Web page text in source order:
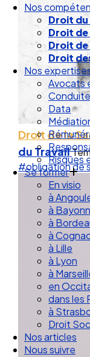
Nos
Droit du
Droit
Droit de
Droit
Nos
Avocats
Data
Risques
Se former
En visio
à
à
à
à
à Lille
à Lyon
à
en
dans les
à
Droit
Nos articles
Nous suivre
Droit de la
du Travail
#obligation de